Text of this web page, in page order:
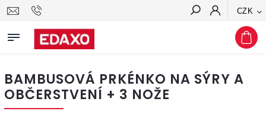
CZK
Hledat
BAMBUSOVÁ PRKÉNKO NA SÝRY A
OBČERSTVENÍ + 3 NOŽE